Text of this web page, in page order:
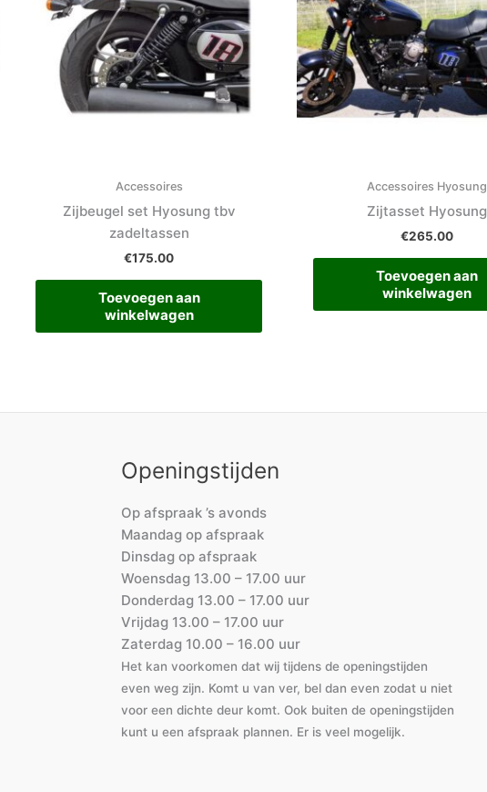
Accessoires
Zijbeugel set Hyosung tbv
zadeltassen
€175.00
Toevoegen aan
winkelwagen
Accessoires Hyosung
Zijtasset Hyosung
€265.00
Toevoegen aan
winkelwagen
Openingstijden
Op afspraak ’s avonds
Maandag op afspraak
Dinsdag op afspraak
Woensdag 13.00 – 17.00 uur
Donderdag 13.00 – 17.00 uur
Vrijdag 13.00 – 17.00 uur
Zaterdag 10.00 – 16.00 uur
Het kan voorkomen dat wij tijdens de openingstijden
even weg zijn. Komt u van ver, bel dan even zodat u niet
voor een dichte deur komt. Ook buiten de openingstijden
kunt u een afspraak plannen. Er is veel mogelijk.